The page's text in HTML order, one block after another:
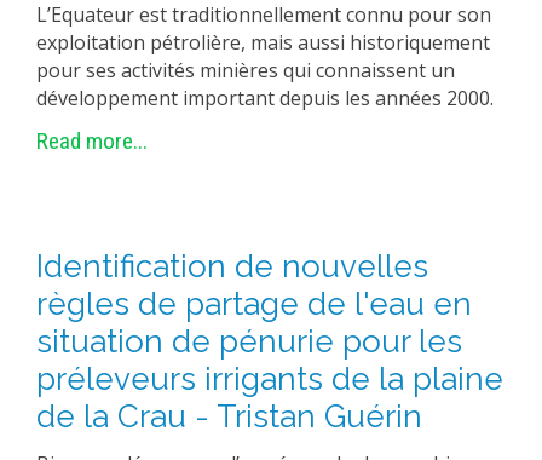
L’Equateur est traditionnellement connu pour son
exploitation pétrolière, mais aussi historiquement
pour ses activités minières qui connaissent un
développement important depuis les années 2000.
Read more...
Identification de nouvelles
règles de partage de l'eau en
situation de pénurie pour les
préleveurs irrigants de la plaine
de la Crau - Tristan Guérin